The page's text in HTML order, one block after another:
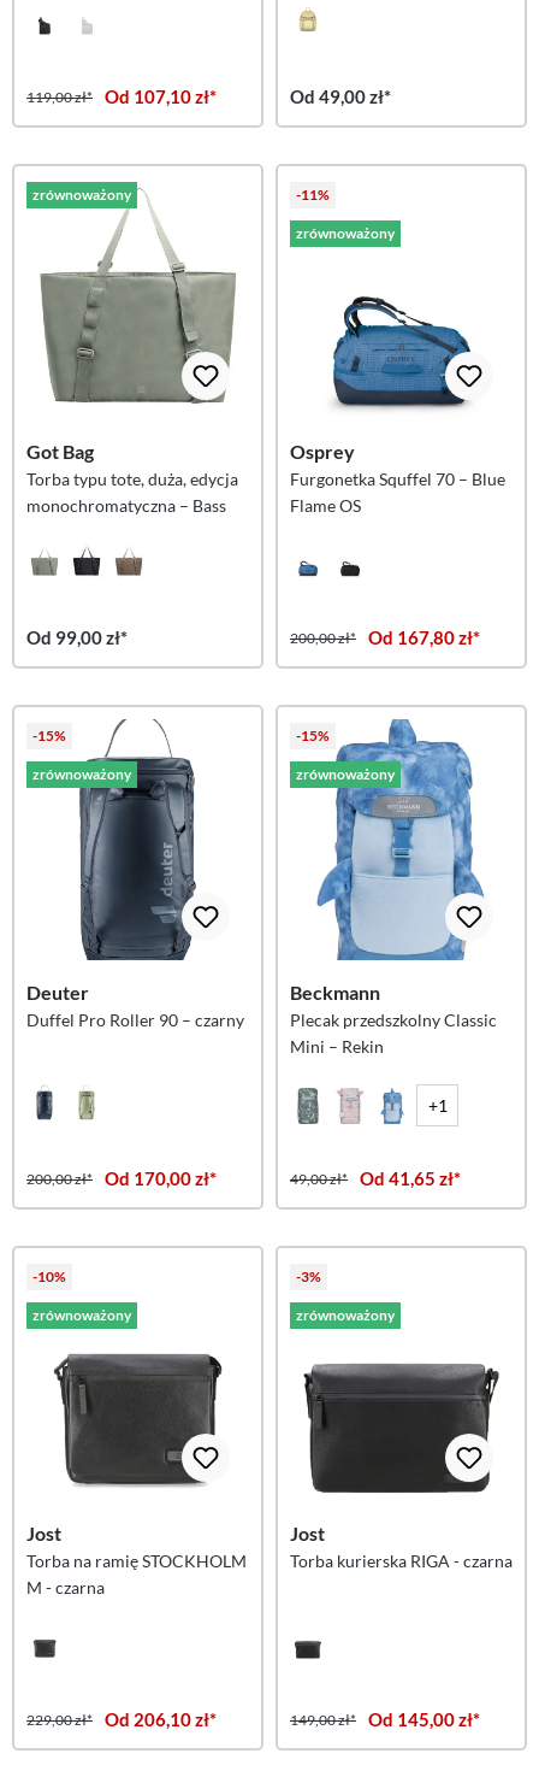
119,00 zł* Od 107,10 zł* Od 49,00 zł*
zrównoważony
Got Bag
Torba typu tote, duża, edycja
monochromatyczna – Bass
Od 99,00 zł*
-11%
zrównoważony
Osprey
Furgonetka Squffel 70 – Blue
Flame OS
200,00 zł* Od 167,80 zł*
-15%
zrównoważony
Deuter
Duffel Pro Roller 90 – czarny
200,00 zł* Od 170,00 zł*
-15%
zrównoważony
Beckmann
Plecak przedszkolny Classic
Mini – Rekin
+1
49,00 zł* Od 41,65 zł*
-10%
zrównoważony
Jost
Torba na ramię STOCKHOLM
M - czarna
229,00 zł* Od 206,10 zł*
-3%
zrównoważony
Jost
Torba kurierska RIGA - czarna
149,00 zł* Od 145,00 zł*